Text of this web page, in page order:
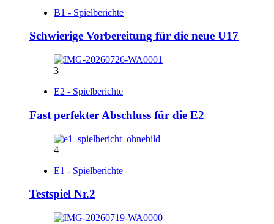
B1 - Spielberichte
Schwierige Vorbereitung für die neue U17
3
E2 - Spielberichte
Fast perfekter Abschluss für die E2
4
E1 - Spielberichte
Testspiel Nr.2